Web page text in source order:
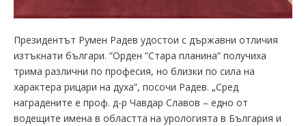
Президентът Румен Радев удостои с държавни отличия
изтъкнати българи. ”Орден ”Стара планина” получиха
трима различни по професия, но близки по сила на
характера рицари на духа”, посочи Радев. „Сред
наградените е проф. д-р Чавдар Славов – eдно от
водещите имена в областта на урологията в България и